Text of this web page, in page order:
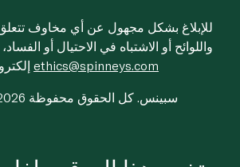
للإبلاغ بشكل مجهول عن أي مخاوف تتعلق
واللوائح أو الاشتباه في الاحتيال أو
ethics@spinneys.com
© 2020-2026 سبينس. كل الحقوق محفوظة